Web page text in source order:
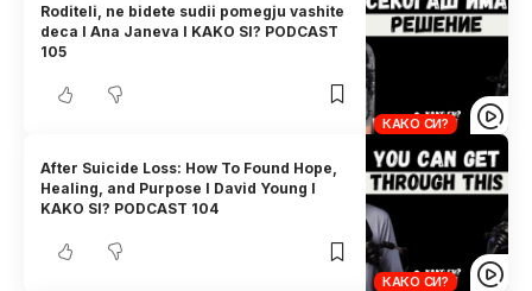
КАКО СИ?
Roditeli, ne bidete sudii pomegju vashite
deca I Ana Janeva I KAKO SI? PODCAST
105
КАКО СИ?
After Suicide Loss: How To Found Hope,
Healing, and Purpose I David Young I
KAKO SI? PODCAST 104